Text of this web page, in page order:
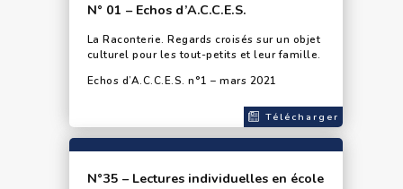
N° 01 – Echos d’A.C.C.E.S.
La Raconterie. Regards croisés sur un objet
culturel pour les tout-petits et leur famille.
Echos d’A.C.C.E.S. n°1 – mars 2021
Télécharger
N°35 – Lectures individuelles en école